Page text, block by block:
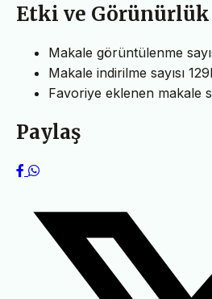
Etki ve Görünürlük
Makale görüntülenme
Makale indirilme sayısı
Favoriye eklenen makale
Paylaş